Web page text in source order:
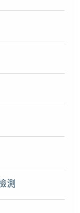
測